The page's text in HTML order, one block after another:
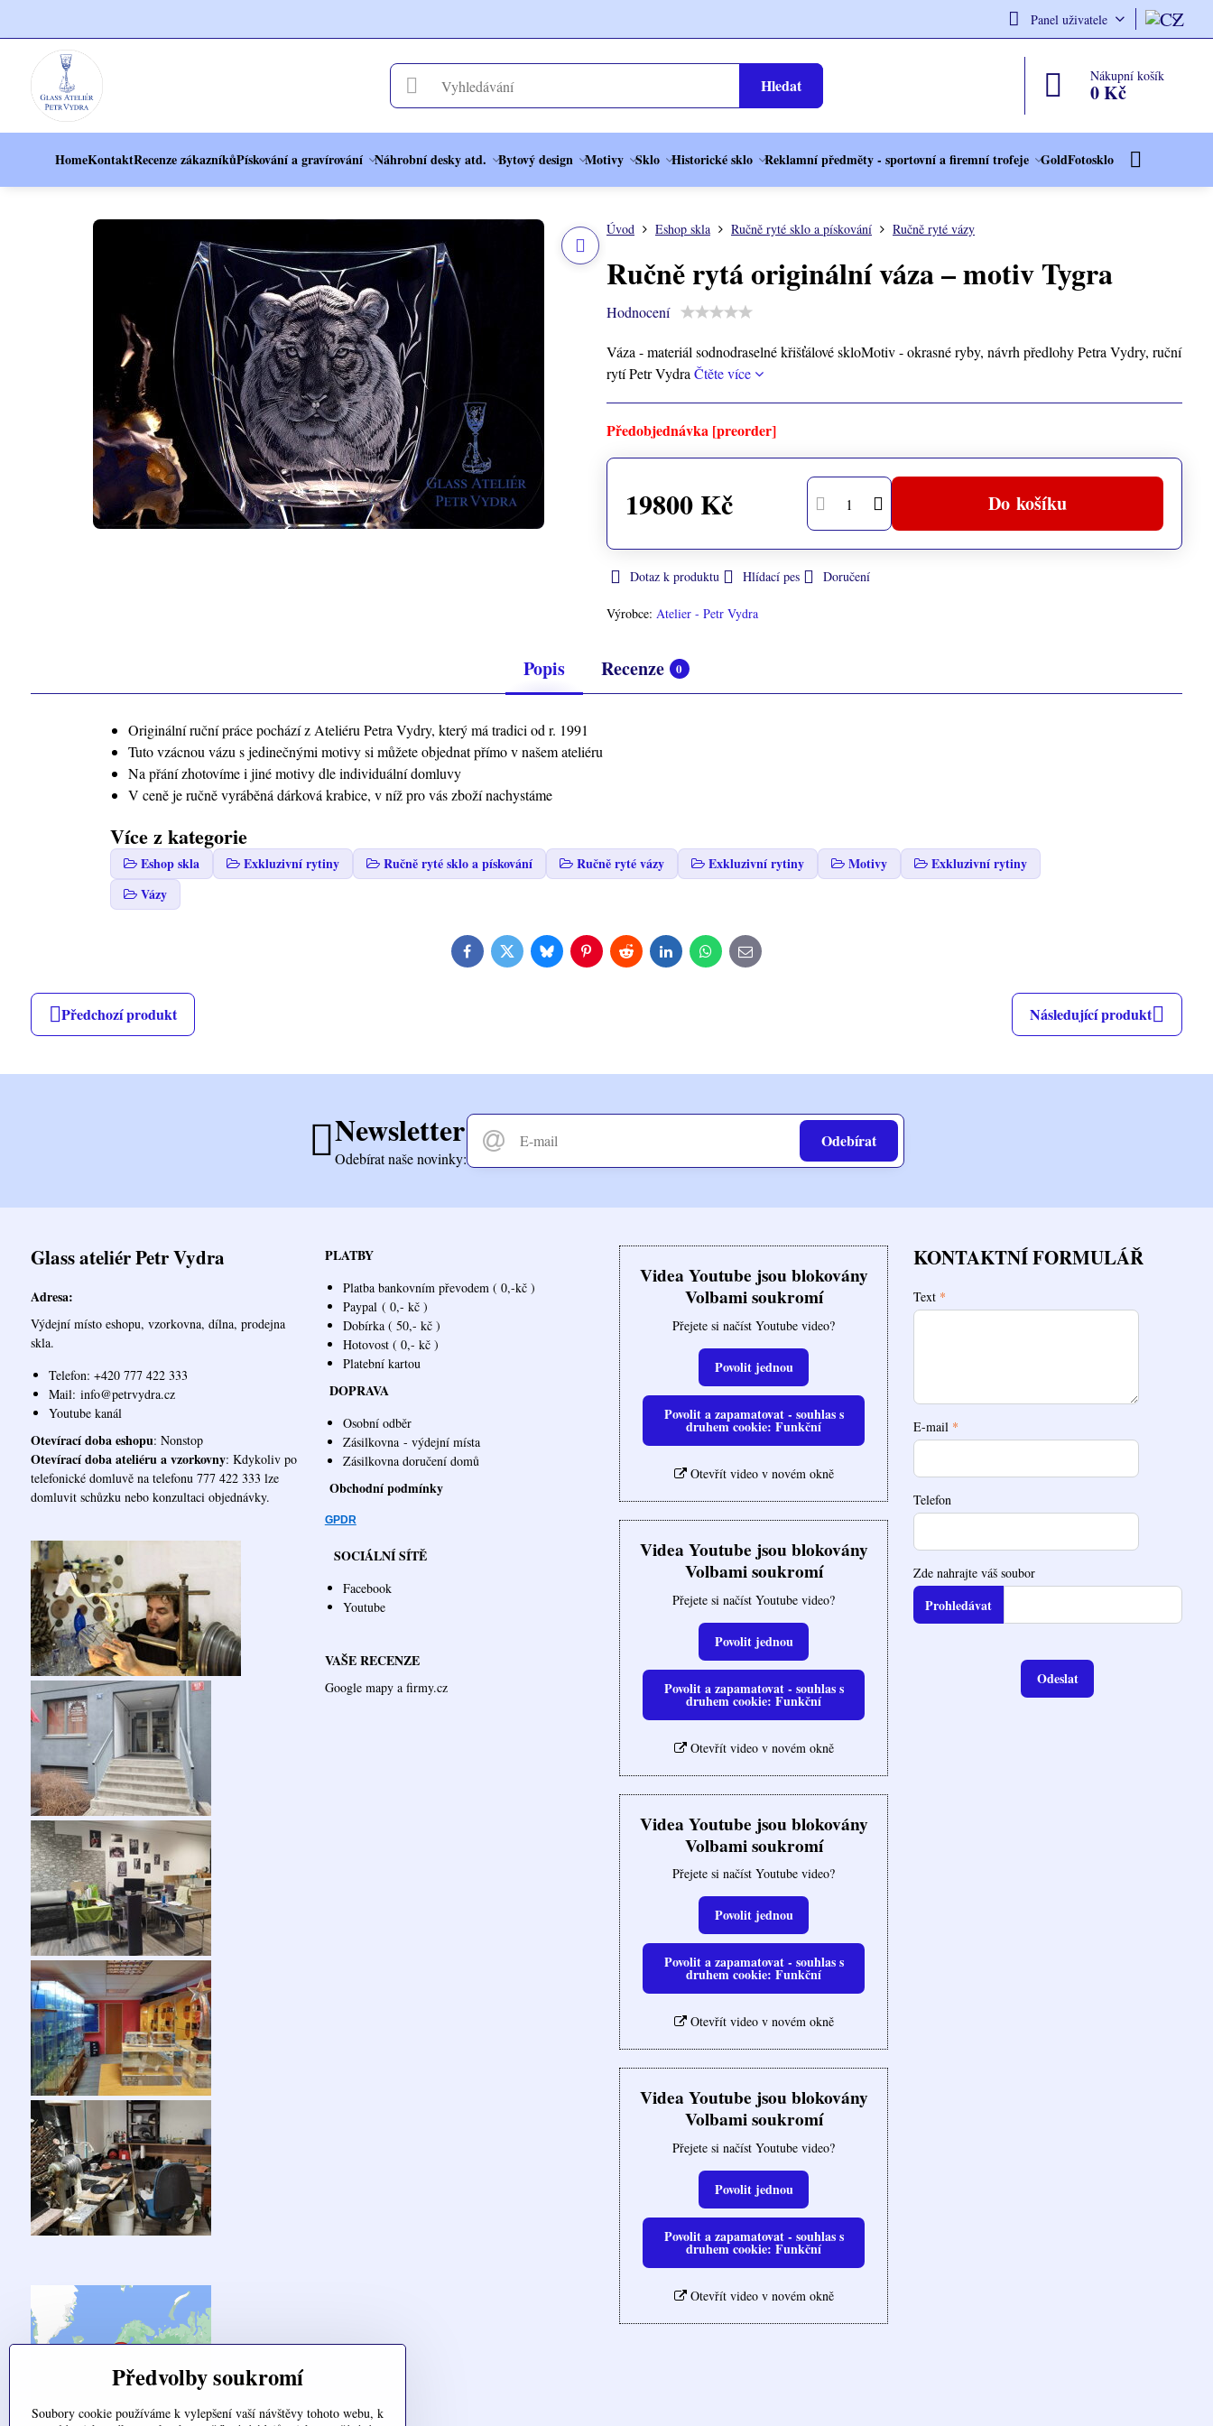
Panel uživatele
Hledat Nákupní košík
0 Kč
HomeKontaktRecenze zákazníkůPískování a gravírování Náhrobní desky atd. Bytový design Motivy Sklo Historické sklo Reklamní předměty - sportovní a firemní trofeje GoldFotosklo
Úvod Eshop skla Ručně ryté sklo a pískování Ručně ryté vázy
Ručně rytá originální váza – motiv Tygra
Hodnocení
Váza - materiál sodnodraselné křišťálové skloMotiv - okrasné ryby, návrh předlohy Petra Vydry, ruční
rytí Petr Vydra Čtěte více
Předobjednávka [preorder]
19800 Kč Do košíku
Dotaz k produktu Hlídací pes Doručení
Výrobce: Atelier - Petr Vydra
Popis Recenze 0
Originální ruční práce pochází z Ateliéru Petra Vydry, který má tradici od r. 1991
Tuto vzácnou vázu s jedinečnými motivy si můžete objednat přímo v našem ateliéru
Na přání zhotovíme i jiné motivy dle individuální domluvy
V ceně je ručně vyráběná dárková krabice, v níž pro vás zboží nachystáme
Více z kategorie
Eshop skla Exkluzivní rytiny Ručně ryté sklo a pískování Ručně ryté vázy Exkluzivní rytiny Motivy
Exkluzivní rytiny
Vázy
FacebookTwitterBlueskyPinterestRedditLinkedInWhatsApp
E-
mail
Předchozí produkt Následující produkt
Newsletter
Odebírat naše novinky:
Odebírat
Glass ateliér Petr Vydra
Adresa:
Výdejní místo eshopu, vzorkovna, dílna, prodejna
skla.
Telefon: +420 777 422 333
Mail: info@petrvydra.cz
Youtube kanál
Otevírací doba eshopu: Nonstop
Otevírací doba ateliéru a vzorkovny: Kdykoliv po
telefonické domluvě na telefonu 777 422 333 lze
domluvit schůzku nebo konzultaci objednávky.
PLATBY
Platba bankovním převodem ( 0,-kč )
Paypal( 0,- kč )
Dobírka ( 50,- kč )
Hotovost ( 0,- kč )
Platební kartou
DOPRAVA
Osobní odběr
Zásilkovna - výdejní místa
Zásilkovna doručení domů
Obchodní podmínky
GPDR
SOCIÁLNÍ SÍTĚ
Facebook
Youtube
VAŠE RECENZE
Google mapy a firmy.cz
Videa Youtube jsou blokovány
Volbami soukromí
Přejete si načíst Youtube video?
Povolit jednou
Povolit a zapamatovat - souhlas s
druhem cookie: Funkční
Otevřít video v novém okně
Videa Youtube jsou blokovány
Volbami soukromí
Přejete si načíst Youtube video?
Povolit jednou
Povolit a zapamatovat - souhlas s
druhem cookie: Funkční
Otevřít video v novém okně
Videa Youtube jsou blokovány
Volbami soukromí
Přejete si načíst Youtube video?
Povolit jednou
Povolit a zapamatovat - souhlas s
druhem cookie: Funkční
Otevřít video v novém okně
Videa Youtube jsou blokovány
Volbami soukromí
Přejete si načíst Youtube video?
Povolit jednou
Povolit a zapamatovat - souhlas s
druhem cookie: Funkční
Otevřít video v novém okně
KONTAKTNÍ FORMULÁŘ
Text *
E-mail *
Telefon
Zde nahrajte váš soubor
Odeslat
Předvolby soukromí
Soubory cookie používáme k vylepšení vaší návštěvy tohoto webu, k